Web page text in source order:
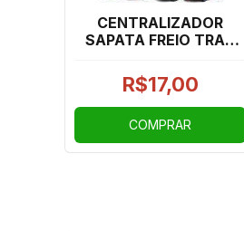
CENTRALIZADOR
SAPATA FREIO TRAS
UNO MILLE, PALIO
WEEK,
R$17,00
COMPRAR